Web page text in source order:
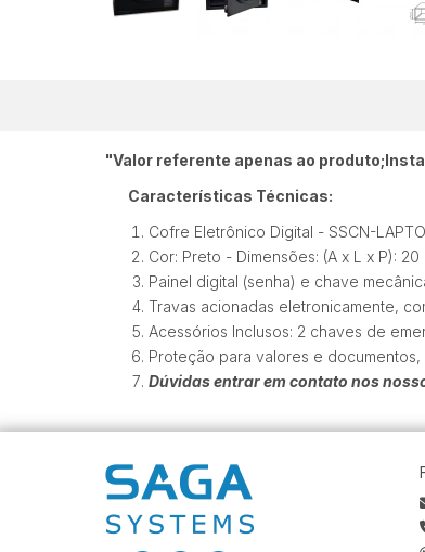
"Valor referente apenas ao
Características Técnicas:
Cofre Eletrônico Digital - SSCN-
Cor: Preto - Dimensões: (A x L x P):
Painel digital (senha) e chave
Travas acionadas eletronicamente,
Acessórios Inclusos: 2 chaves de
Proteção para valores e
Dúvidas entrar em contato nos